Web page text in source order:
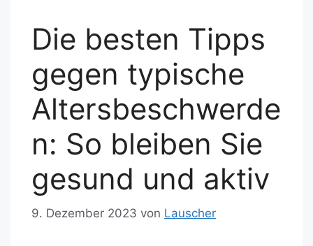
Die besten Tipps
gegen typische
Altersbeschwerde
n: So bleiben Sie
gesund und aktiv
9. Dezember 2023 von Lauscher